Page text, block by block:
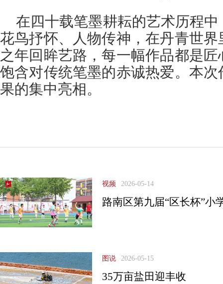
在四十载笔墨耕耘的艺术历程
花鸟抒怀、人物传神，在丹青世
之年回眸艺路，每一幅作品都是
饱含对传统笔墨的赤诚热爱。本
果的集中亮相。
视频 2026-05-14
路南区第九届“区长杯”小
图说 2026-05-15
35万亩盐田迎丰收